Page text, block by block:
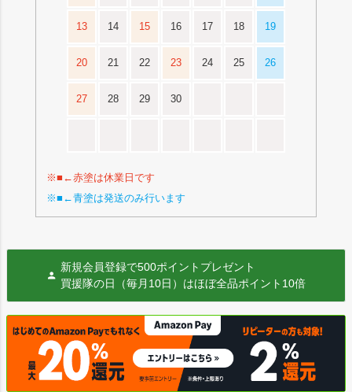
13 14 15 16 17 18 19
20 21 22 23 24 25 26
27 28 29 30
※■←赤塗は休業日です
※■←青塗は発送のみ行います
新規会員登録で500ポイントプレゼント
買援隊の日（毎月10日）はほぼ全品ポイント10倍